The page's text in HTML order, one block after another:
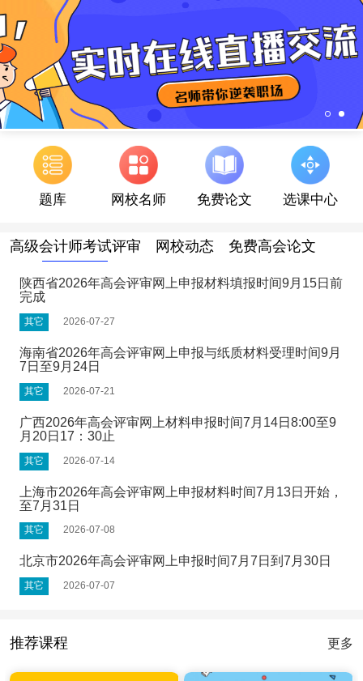
题库 网校名师 免费论文 选课中心
高级会计师考试评审 网校动态 免费高会论文
陕西省2026年高会评审网上申报材料填报时间9月15日前
完成
其它 2026-07-27
海南省2026年高会评审网上申报与纸质材料受理时间9月
7日至9月24日
其它 2026-07-21
广西2026年高会评审网上材料申报时间7月14日8:00至9
月20日17：30止
其它 2026-07-14
上海市2026年高会评审网上申报材料时间7月13日开始，
至7月31日
其它 2026-07-08
北京市2026年高会评审网上申报时间7月7日到7月30日
其它 2026-07-07
推荐课程 更多